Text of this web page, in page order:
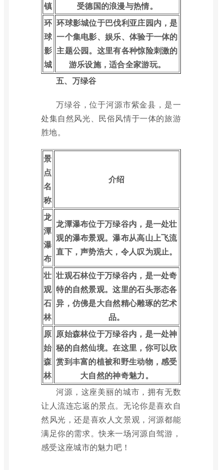
镇
受德国的浪漫与热情。
环
球
影
城
环球影城位于巴伐利亚庄园内，是
一个集电影、娱乐、体验于一体的
主题公园。这里有各种惊险刺激的
游乐设施，适合全家游玩。
五、万绿谷
万绿谷，位于河源市紫金县，是一
处集自然风光、民俗风情于一体的旅游
胜地。
景
点
名
称
介绍
龙
潭
瀑
布
龙潭瀑布位于万绿谷内，是一处壮
观的瀑布景观。瀑布从高山上飞流
直下，声势浩大，令人叹为观止。
壮
观
石
林
壮观石林位于万绿谷内，是一处奇
特的自然景观。这里的石头形态各
异，仿佛是大自然精心雕琢的艺术
品。
原
始
森
林
原始森林位于万绿谷内，是一处神
秘的自然仙境。在这里，你可以欣
赏到丰富的植被和野生动物，感受
大自然的神奇魅力。
河源，这座美丽的城市，拥有无数
让人流连忘返的景点。无论你是喜欢自
然风光，还是喜欢人文景观，河源都能
满足你的需求。快来一场河源自驾游，
感受这座城市的魅力吧！